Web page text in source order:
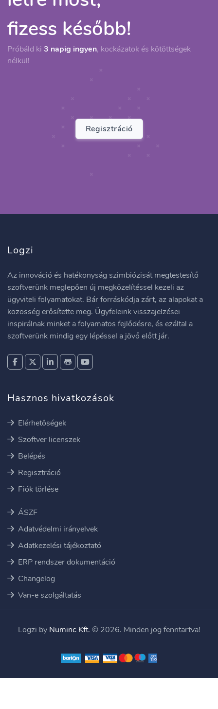
fizess később!
Próbáld ki 3 napig ingyen, kockázatok és kötöttségek
nélkül!
Regisztráció
Logzi
Az innováció és hatékonyság szimbiózisát megtestesítő
szoftverünk meglepően új megközelítéssel kezeli az
ügyviteli folyamatokat. Bár forráskódja zárt, az alapokat a
közösség erősítette meg. Ügyfeleink visszajelzései
inspirálnak minket a folyamatos fejlődésre, és ezáltal a
szoftverünk mindig egy lépéssel a jövő előtt jár.
Hasznos hivatkozások
Elérhetőségek
Szoftver licenszek
Belépés
Regisztráció
Fiók törlése
ÁSZF
Adatvédelmi irányelvek
Adatkezelési tájékoztató
ERP rendszer dokumentáció
Changelog
Van-e szolgáltatás
Logzi by Numinc Kft. © 2026. Minden jog fenntartva!